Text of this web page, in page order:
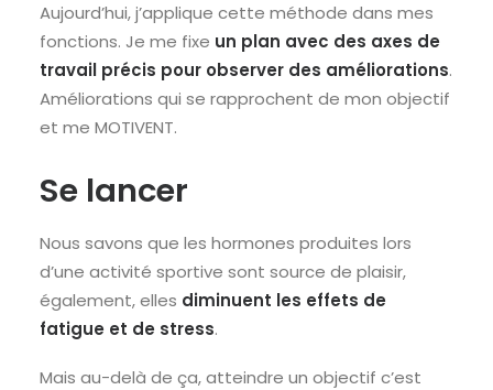
Aujourd’hui, j’applique cette méthode dans mes
fonctions. Je me fixe un plan avec des axes de
travail précis pour observer des améliorations.
Améliorations qui se rapprochent de mon objectif
et me MOTIVENT.
Se lancer
Nous savons que les hormones produites lors
d’une activité sportive sont source de plaisir,
également, elles diminuent les effets de
fatigue et de stress.
Mais au-delà de ça, atteindre un objectif c’est